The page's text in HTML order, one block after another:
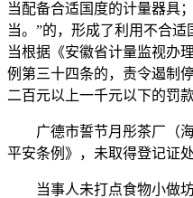
当配备合适国度的计量器具
当。”的，形成了利用不合
当根据《安徽省计量监视办
例第三十四条的，责令遏制
二百元以上一千元以下的罚
广德市誓节月彤茶厂（海
平安条例》，未取得登记证
当事人未打点食物小做坊